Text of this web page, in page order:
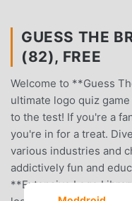
GUESS THE
(82), FREE
Welcome to **Guess
ultimate logo quiz
to the test! If you're a
you're in for a treat.
various industries and
addictively fun and
**Extensive Logo